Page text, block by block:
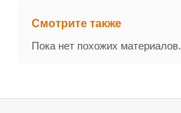
Смотрите также
Пока нет похожих материалов.